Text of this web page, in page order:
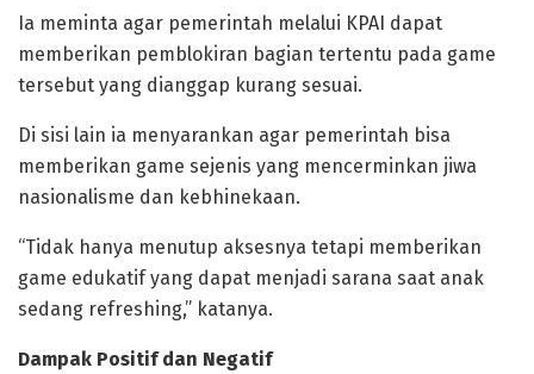
Ia meminta agar pemerintah melalui KPAI dapat
memberikan pemblokiran bagian tertentu pada game
tersebut yang dianggap kurang sesuai.
Di sisi lain ia menyarankan agar pemerintah bisa
memberikan game sejenis yang mencerminkan jiwa
nasionalisme dan kebhinekaan.
“Tidak hanya menutup aksesnya tetapi memberikan
game edukatif yang dapat menjadi sarana saat anak
sedang refreshing,” katanya.
Dampak Positif dan Negatif